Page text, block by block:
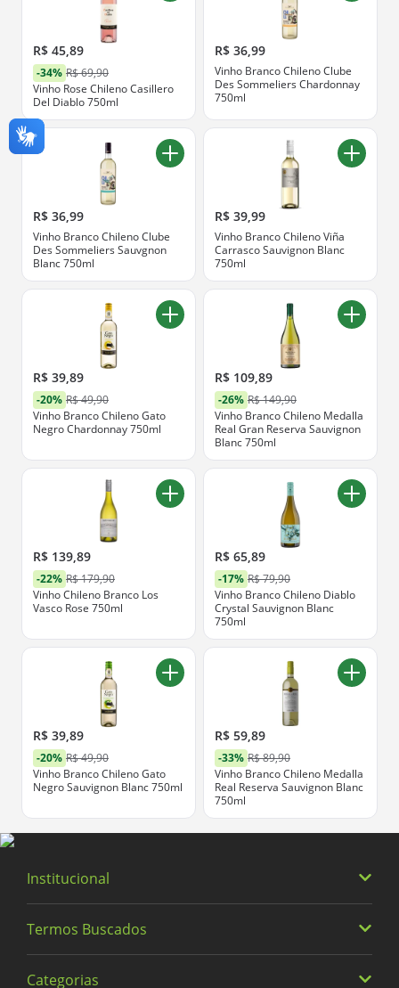
R$ 45,89
-34% R$ 69,90
Vinho Rose Chileno Casillero
Del Diablo 750ml
R$ 36,99
Vinho Branco Chileno Clube
Des Sommeliers Chardonnay
750ml
R$ 36,99
Vinho Branco Chileno Clube
Des Sommeliers Sauvgnon
Blanc 750ml
R$ 39,99
Vinho Branco Chileno Viña
Carrasco Sauvignon Blanc
750ml
R$ 39,89
-20% R$ 49,90
Vinho Branco Chileno Gato
Negro Chardonnay 750ml
R$ 109,89
-26% R$ 149,90
Vinho Branco Chileno Medalla
Real Gran Reserva Sauvignon
Blanc 750ml
R$ 139,89
-22% R$ 179,90
Vinho Chileno Branco Los
Vasco Rose 750ml
R$ 65,89
-17% R$ 79,90
Vinho Branco Chileno Diablo
Crystal Sauvignon Blanc
750ml
R$ 39,89
-20% R$ 49,90
Vinho Branco Chileno Gato
Negro Sauvignon Blanc 750ml
R$ 59,89
-33% R$ 89,90
Vinho Branco Chileno Medalla
Real Reserva Sauvignon Blanc
750ml
Institucional
Quem somos
Termos Buscados
Heineken
Categorias